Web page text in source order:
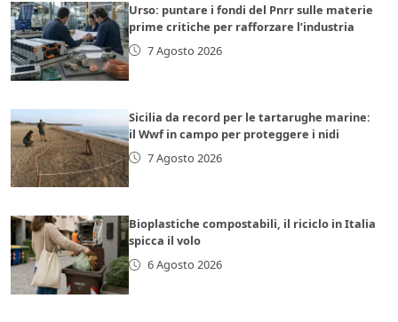
Urso: puntare i fondi del Pnrr sulle materie
prime critiche per rafforzare l’industria
7 Agosto 2026
Sicilia da record per le tartarughe marine:
il Wwf in campo per proteggere i nidi
7 Agosto 2026
Bioplastiche compostabili, il riciclo in Italia
spicca il volo
6 Agosto 2026